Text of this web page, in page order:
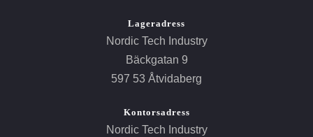
Lageradress
Nordic Tech Industry
Bäckgatan 9
597 53 Åtvidaberg
Kontorsadress
Nordic Tech Industry